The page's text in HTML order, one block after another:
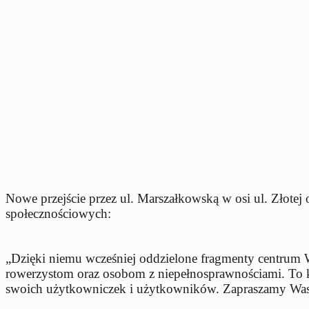
Nowe przejście przez ul. Marszałkowską w osi ul.
społecznościowych:
„Dzięki niemu wcześniej oddzielone fragmenty centrum
rowerzystom oraz osobom z niepełnosprawnościami.
swoich użytkowniczek i użytkowników. Zapraszamy